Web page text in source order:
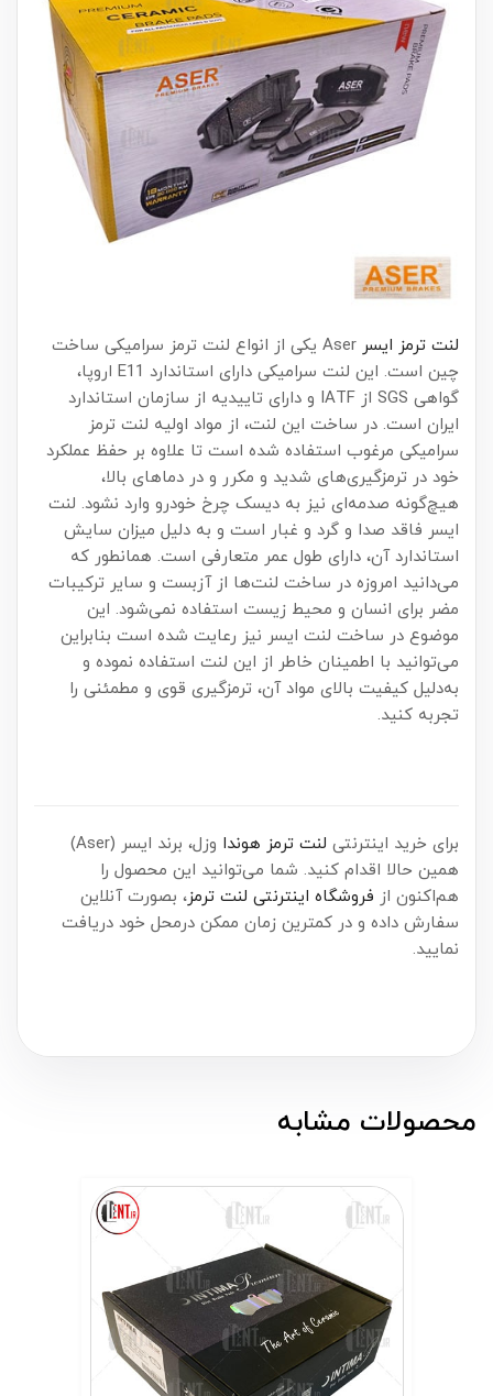
لنت ترمز ایسر
Aser یکی از انواع لنت ترمز سرامیکی ساخت
چین است. این لنت سرامیکی دارای استاندارد E11 اروپا،
گواهی SGS از IATF و دارای تاییدیه از سازمان استاندارد
ایران است. در ساخت این لنت، از مواد اولیه لنت ترمز
سرامیکی مرغوب استفاده شده است تا علاوه بر حفظ عملکرد
خود در ترمزگیری‌های شدید و مکرر و در دماهای بالا،
هیچ‌گونه صدمه‌ای نیز به دیسک چرخ خودرو وارد نشود. لنت
ایسر فاقد صدا و گرد و غبار است و به دلیل میزان سایش
استاندارد آن، دارای طول عمر متعارفی است. همانطور که
می‌دانید امروزه در ساخت لنت‌ها از آزبست و سایر ترکیبات
مضر برای انسان و محیط زیست استفاده نمی‌شود. این
موضوع در ساخت لنت ایسر نیز رعایت شده است بنابراین
می‌توانید با اطمینان خاطر از این لنت استفاده نموده و
به‌دلیل کیفیت بالای مواد آن، ترمزگیری قوی و مطمئنی را
تجربه کنید.
برای خرید اینترنتی لنت ترمز هوندا
وزل، برند ایسر (Aser)
همین حالا اقدام کنید. شما می‌توانید این محصول را
هم‌اکنون از فروشگاه اینترنتی لنت ترمز، بصورت آنلاین
سفارش داده و در کمترین زمان ممکن درمحل خود دریافت
نمایید.
محصولات مشابه